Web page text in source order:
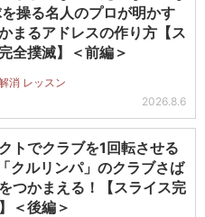
操る名人のプロが明かす
まるアドレスの作り方【ス
全撲滅】＜前編＞
消 レッスン
2026.8.6
トでクラブを1回転させる
クルリンパ」のクラブさば
つかまえる！【スライス完
＜後編＞